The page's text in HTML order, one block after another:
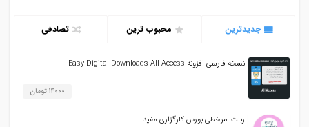
جدیدترین محبوب ترین تصادفی
نسخه فارسی افزونه Easy Digital Downloads All Access
14000 تومان
ربات سرخطی بورس کارگزاری مفید